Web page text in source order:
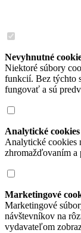
Nevyhnutné
Niektoré súbory
funkcií. Bez týchto
fungovať a sú
Analytické cookies
Analytické cookies
zhromažďovaním a
Marketingové
Marketingové
návštevníkov na
vydavateľom